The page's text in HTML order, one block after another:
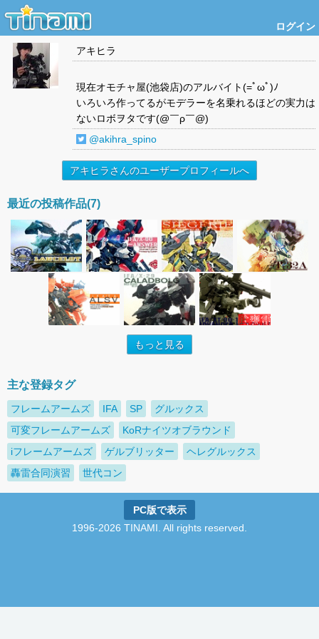
ログイン
アキヒラ
現在オモチャ屋(池袋店)のアルバイト(=ﾟωﾟ)ﾉ
いろいろ作ってるがモデラーを名乗れるほどの実力は
ないロボヲタです(@￣ρ￣@)
@akihra_spino
アキヒラさんのユーザープロフィールへ
最近の投稿作品(7)
もっと見る
主な登録タグ
フレームアームズ IFA SP
グルックス
可変フレームアームズ
KoRナイツオブラウンド
iフレームアームズ
ゲルブリッター
ヘレグルックス
轟雷合同演習
世代コン
PC版で表示
1996-2026 TINAMI. All rights reserved.